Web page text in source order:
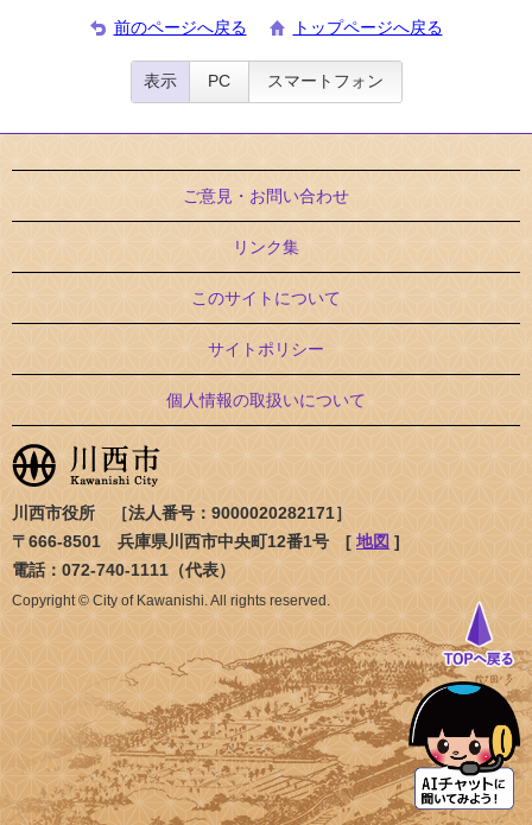
前のページへ戻る トップページへ戻る
表示 PC スマートフォン
ご意見・お問い合わせ
リンク集
このサイトについて
サイトポリシー
個人情報の取扱いについて
川西市役所 ［法人番号：9000020282171］
〒666-8501 兵庫県川西市中央町12番1号 [ 地図 ]
電話：072-740-1111（代表）
Copyright © City of Kawanishi. All rights reserved.